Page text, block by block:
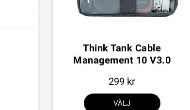
Think Tank Cable
Management 10 V3.0
299
VÄLJ